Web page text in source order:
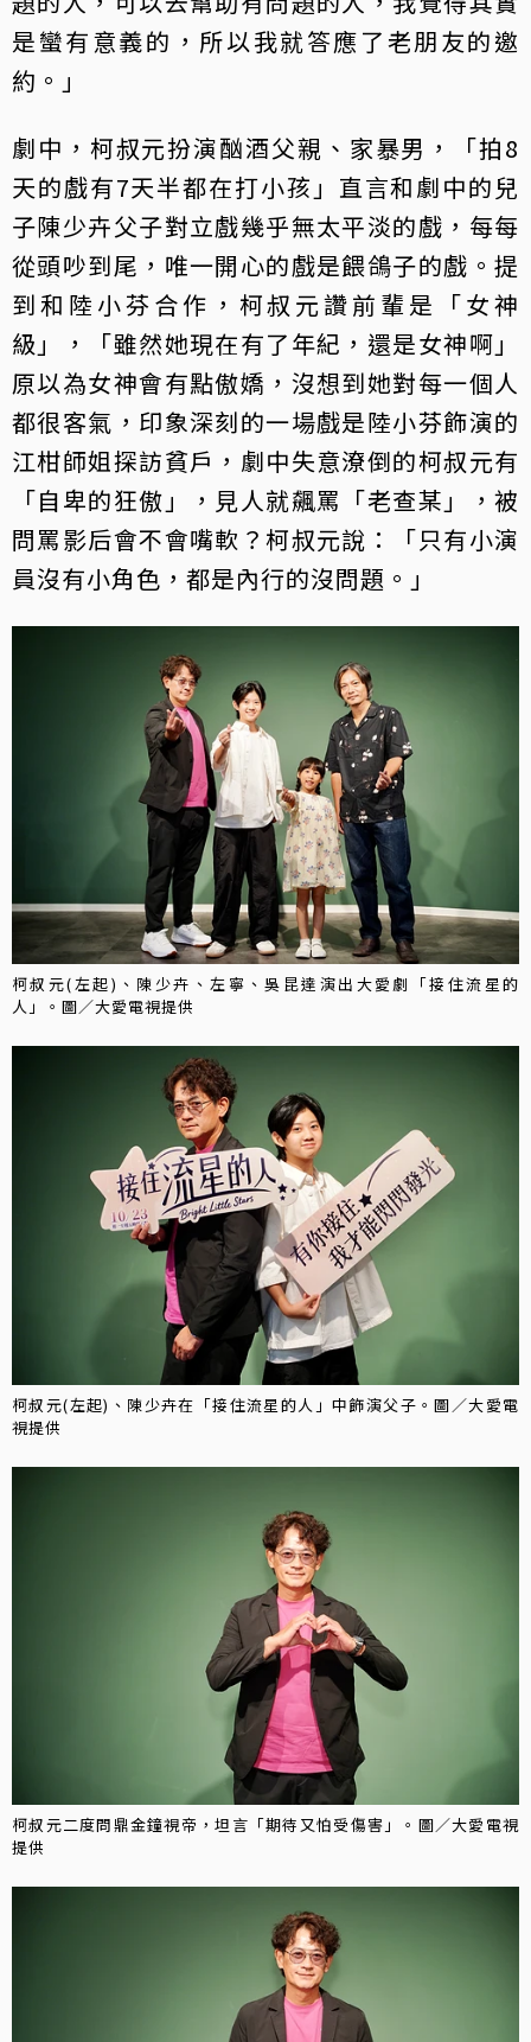
是蠻有意義的，所以我就答應了老朋友的邀
約。」
劇中，柯叔元扮演酗酒父親、家暴男，「拍8
天的戲有7天半都在打小孩」直言和劇中的兒
子陳少卉父子對立戲幾乎無太平淡的戲，每每
從頭吵到尾，唯一開心的戲是餵鴿子的戲。提
到和陸小芬合作，柯叔元讚前輩是「女神
級」，「雖然她現在有了年紀，還是女神啊」
原以為女神會有點傲嬌，沒想到她對每一個人
都很客氣，印象深刻的一場戲是陸小芬飾演的
江柑師姐探訪貧戶，劇中失意潦倒的柯叔元有
「自卑的狂傲」，見人就飆罵「老查某」，被
問罵影后會不會嘴軟？柯叔元說：「只有小演
員沒有小角色，都是內行的沒問題。」
柯叔元(左起)、陳少卉、左寧、吳昆達演出大愛劇「接住流星的
人」。圖／大愛電視提供
柯叔元(左起)、陳少卉在「接住流星的人」中飾演父子。圖／大愛電
視提供
柯叔元二度問鼎金鐘視帝，坦言「期待又怕受傷害」。圖／大愛電視
提供